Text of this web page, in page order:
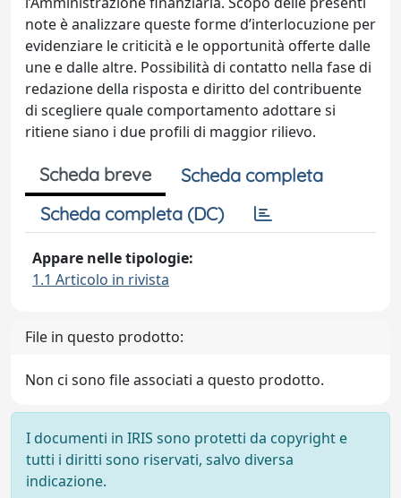
note è analizzare queste forme d’interlocuzione per
evidenziare le criticità e le opportunità offerte dalle
une e dalle altre. Possibilità di contatto nella fase di
redazione della risposta e diritto del contribuente
di scegliere quale comportamento adottare si
ritiene siano i due profili di maggior rilievo.
Scheda breve
Scheda completa
Scheda completa (DC)
Appare nelle tipologie:
1.1 Articolo in rivista
File in questo prodotto:
Non ci sono file associati a questo prodotto.
I documenti in IRIS sono protetti da copyright e
tutti i diritti sono riservati, salvo diversa
indicazione.